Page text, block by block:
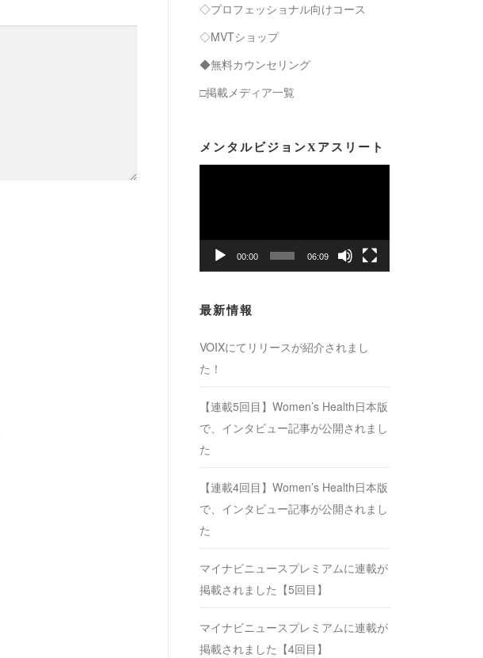
◇プロフェッショナル向けコース
◇MVTショップ
◆無料カウンセリング
□掲載メディア一覧
メンタルビジョンXアスリート
レ
ー
00:00 06:09
最新情報
VOIXにてリリースが紹介されまし
た！
【連載5回目】Women’s Health日本版
で、インタビュー記事が公開されまし
た
【連載4回目】Women’s Health日本版
で、インタビュー記事が公開されまし
た
マイナビニュースプレミアムに連載が
掲載されました【5回目】
マイナビニュースプレミアムに連載が
掲載されました【4回目】